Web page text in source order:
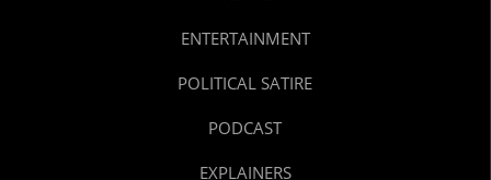
ENTERTAINMENT
POLITICAL SATIRE
PODCAST
EXPLAINERS